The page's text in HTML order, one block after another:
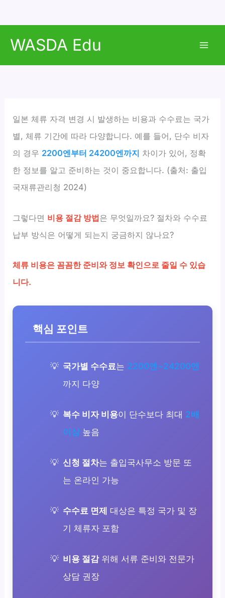
WASDA Edu
일본 체류 자격 변경 시 발생하는 비용과 수수료는 국가
별, 체류 기간에 따라 다양합니다. 예를 들어, 단수 비자
의 경우 2200엔부터 24200엔까지 차이가 있어, 정확
한 정보를 알고 준비하는 것이 중요합니다. (출처: 출입
국재류관리청 2024)
그렇다면 비용 절감 방법은 무엇일까요? 절차와 수수료
납부 방식은 어떻게 되는지 궁금하지 않나요?
체류 비용은 꼼꼼한 준비와 정보 확인으로 줄일 수 있습
니다.
핵심 포인트
국가별 수수료는 2200엔~24200엔
까지 다양
복수 비자 비용이 단수보다 최대 2배
이상높음
신청 절차는 출입국사무소 방문 또
는 온라인 가능
수수료 면제 대상은 특정 국가 및 장
기 체류자 포함
비용 절감위해 서류 준비와 전문가
상담 권장